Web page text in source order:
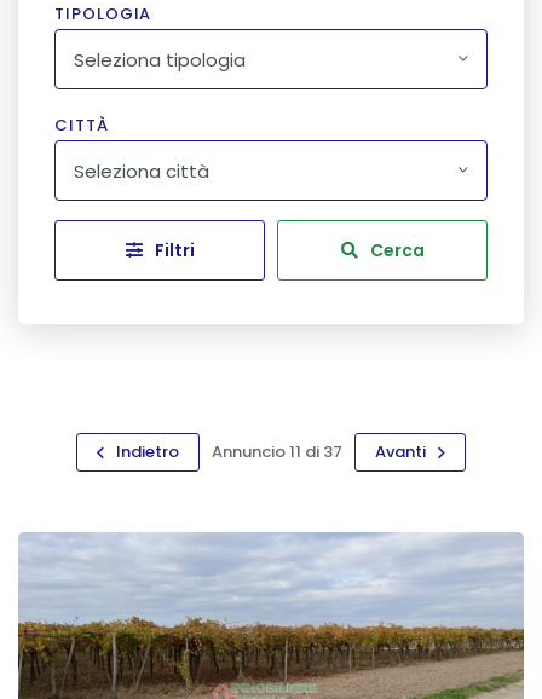
TIPOLOGIA
Seleziona tipologia
CITTÀ
Seleziona città
Filtri Cerca
Indietro Annuncio 11 di 37 Avanti